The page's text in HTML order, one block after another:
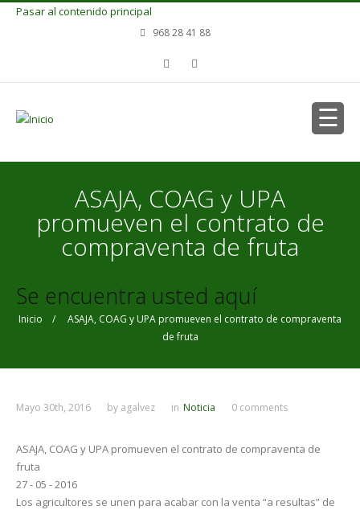
Pasar al contenido principal
968 28 41 88
ASAJA, COAG y UPA
promueven el contrato de
compraventa de fruta
Se encuentra usted aquí
Inicio / ASAJA, COAG y UPA promueven el contrato de compraventa
de fruta
Mayo 30th, 2016 by agalvez in Noticia 0 comments
ASAJA, COAG y UPA promueven el contrato de compraventa de
fruta
27 - 05 - 2016
Los agricultores se unen para acabar con la venta “a resultas” de